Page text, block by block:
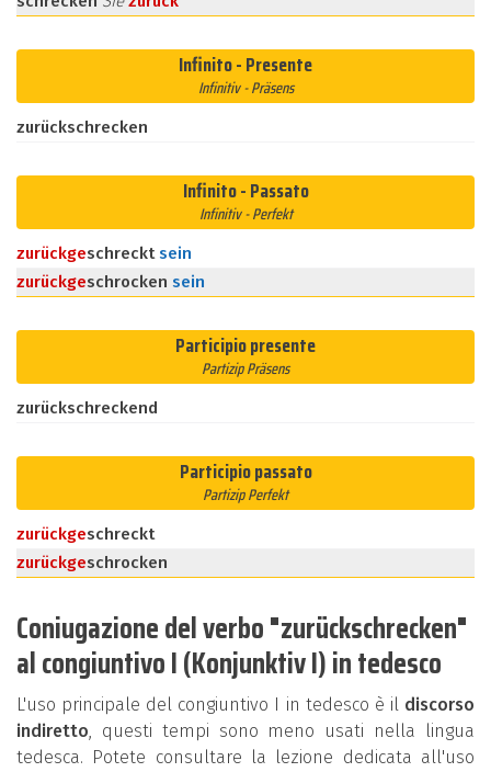
Infinito - Presente
Infinitiv - Präsens
zurückschrecken
Infinito - Passato
Infinitiv - Perfekt
zurückgeschrecktsein
zurückgeschrocken sein
Participio presente
Partizip Präsens
zurückschreckend
Participio passato
Partizip Perfekt
zurückgeschreckt
zurückgeschrocken
Coniugazione del verbo "zurückschrecken"
al congiuntivo I (Konjunktiv I) in tedesco
L'uso principale del congiuntivo I in tedesco è il discorso
indiretto, questi tempi sono meno usati nella lingua
tedesca. Potete consultare la lezione dedicata all'uso